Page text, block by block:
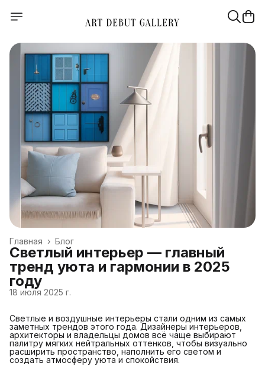
Блог
Главная ›
Светлый интерьер — главный
тренд уюта и гармонии в 2025
году
18 июля 2025 г.
Светлые и воздушные интерьеры стали одним из самых
заметных трендов этого года. Дизайнеры интерьеров,
архитекторы и владельцы домов всё чаще выбирают
палитру мягких нейтральных оттенков, чтобы визуально
расширить пространство, наполнить его светом и
создать атмосферу уюта и спокойствия.